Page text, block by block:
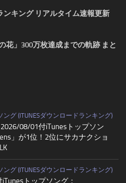
ンキング リアルタイム速報更新
花」300万枚達成までの軌跡 まと
ング (ITUNESダウンロードランキング)
2026/08/01付iTunesトップソン
」が1位！2位にサカナクショ
ング (ITUNESダウンロードランキング)
トップソング：